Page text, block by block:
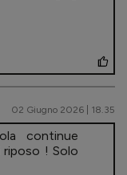
02 Giugno 2026 | 18.35
continue
! Solo